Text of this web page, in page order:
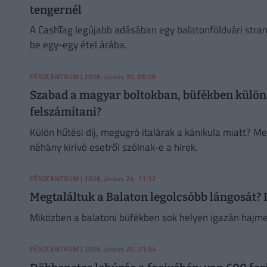
tengernél
A CashTag legújabb adásában egy balatonföldvári
be egy-egy étel árába.
PÉNZCENTRUM | 2026. június 30. 06:06
Szabad a magyar boltokban, büfékben
felszámítani?
Külön hűtési díj, megugró italárak a kánikula miatt?
néhány kirívó esetről szólnak-e a hírek.
PÉNZCENTRUM | 2026. június 24. 11:32
Megtaláltuk a Balaton legolcsóbb
Miközben a balatoni büfékben sok helyen igazán
PÉNZCENTRUM | 2026. június 20. 21:34